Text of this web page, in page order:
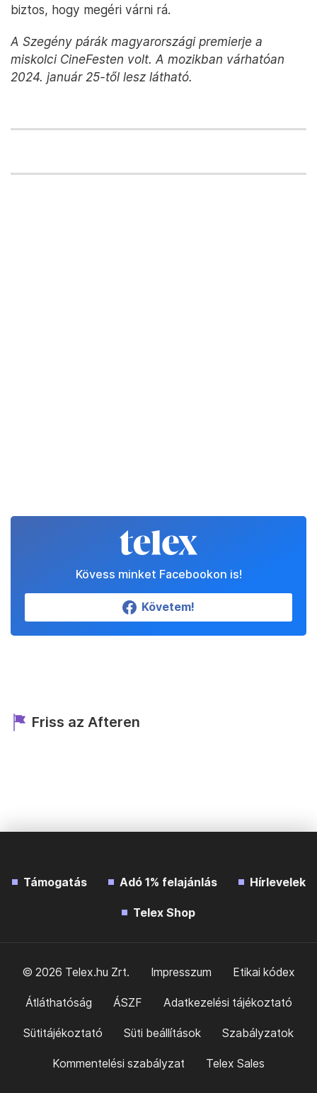
biztos, hogy megéri várni rá.
A Szegény párák magyarországi premierje a
miskolci CineFesten volt. A mozikban várhatóan
2024. január 25-től lesz látható.
Kövess minket Facebookon is!
Követem!
Friss az Afteren
Támogatás Adó 1% felajánlás Hírlevelek
Telex Shop
© 2026 Telex.hu Zrt. Impresszum Etikai kódex
Átláthatóság ÁSZF Adatkezelési tájékoztató
Sütitájékoztató Süti beállítások Szabályzatok
Kommentelési szabályzat Telex Sales